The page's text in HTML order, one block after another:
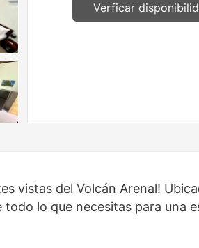
Verficar
vistas del Volcán Arenal!
lo que necesitas para una